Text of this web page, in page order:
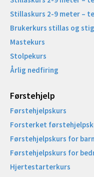
Stillaskurs 2-9 meter –
Brukerkurs stillas og
Mastekurs
Stolpekurs
Årlig nedfiring
Førstehjelp
Førstehjelpskurs
Forsterket
Førstehjelpskurs for
Førstehjelpskurs for
Hjertestarterkurs